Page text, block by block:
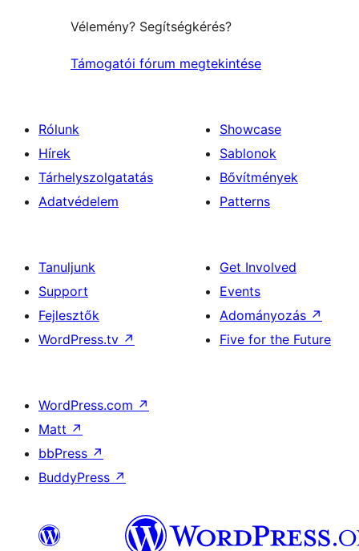
Vélemény? Segítségkérés?
Támogatói fórum megtekintése
Rólunk
Hírek
Tárhelyszolgatatás
Adatvédelem
Showcase
Sablonok
Bővítmények
Patterns
Tanuljunk
Support
Fejlesztők
WordPress.tv ↗
Get Involved
Events
Adományozás ↗
Five for the Future
WordPress.com ↗
Matt ↗
bbPress ↗
BuddyPress ↗